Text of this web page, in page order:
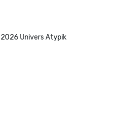
Univers Atypik